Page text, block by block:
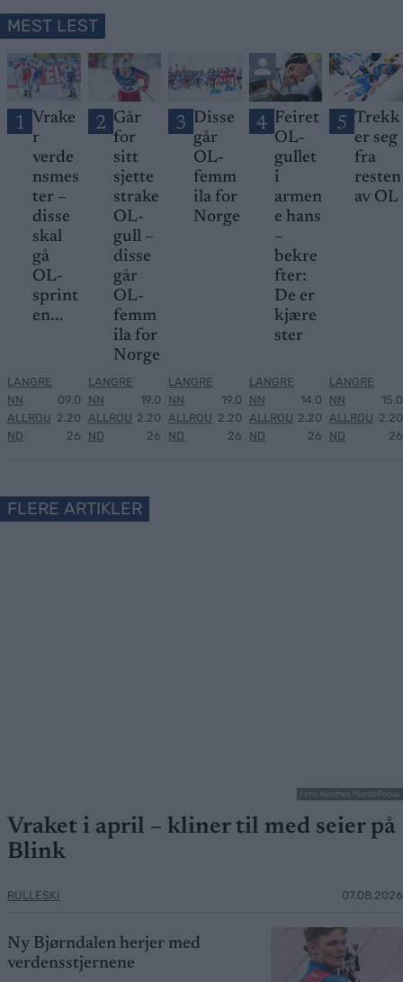
MEST LEST
1 Vrake
r
verde
nsmes
ter –
disse
skal
gå
OL-
sprint
en...
LANGRE
NN
ALLROU
ND
09.0
2.20
26
2 Går
for
sitt
sjette
strake
OL-
gull –
disse
går
OL-
femm
ila for
Norge
LANGRE
NN
ALLROU
ND
19.0
2.20
26
3 Disse
går
OL-
femm
ila for
Norge
LANGRE
NN
ALLROU
ND
19.0
2.20
26
4 Feiret
OL-
gullet
i
armen
e hans
–
bekre
fter:
De er
kjære
ster
LANGRE
NN
ALLROU
ND
14.0
2.20
26
5 Trekk
er seg
fra
resten
av OL
LANGRE
NN
ALLROU
ND
15.0
2.20
26
FLERE ARTIKLER
Foto: Nordnes/NordicFocus
Vraket i april – kliner til med seier på
Blink
RULLESKI 07.08.2026
Ny Bjørndalen herjer med
verdensstjernene